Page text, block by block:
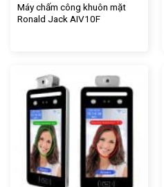
Máy chấm công khuôn mặt
Ronald Jack AIV10F